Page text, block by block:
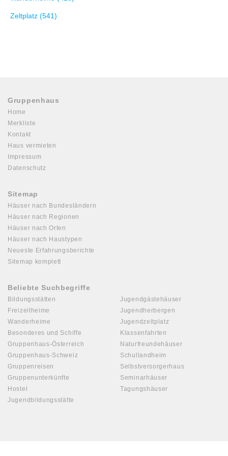
Zeltplatz (541)
Gruppenhaus
Home
Merkliste
Kontakt
Haus vermieten
Impressum
Datenschutz
Sitemap
Häuser nach Bundesländern
Häuser nach Regionen
Häuser nach Orten
Häuser nach Haustypen
Neueste Erfahrungsberichte
Sitemap komplett
Beliebte Suchbegriffe
Bildungsstätten
Freizeitheime
Wanderheime
Besonderes und Schiffe
Gruppenhaus-Österreich
Gruppenhaus-Schweiz
Gruppenreisen
Gruppenunterkünfte
Hostel
Jugendbildungsstätte
Jugendgästehäuser
Jugendherbergen
Jugendzeltplatz
Klassenfahrten
Naturfreundehäuser
Schullandheim
Selbstversorgerhaus
Seminarhäuser
Tagungshäuser